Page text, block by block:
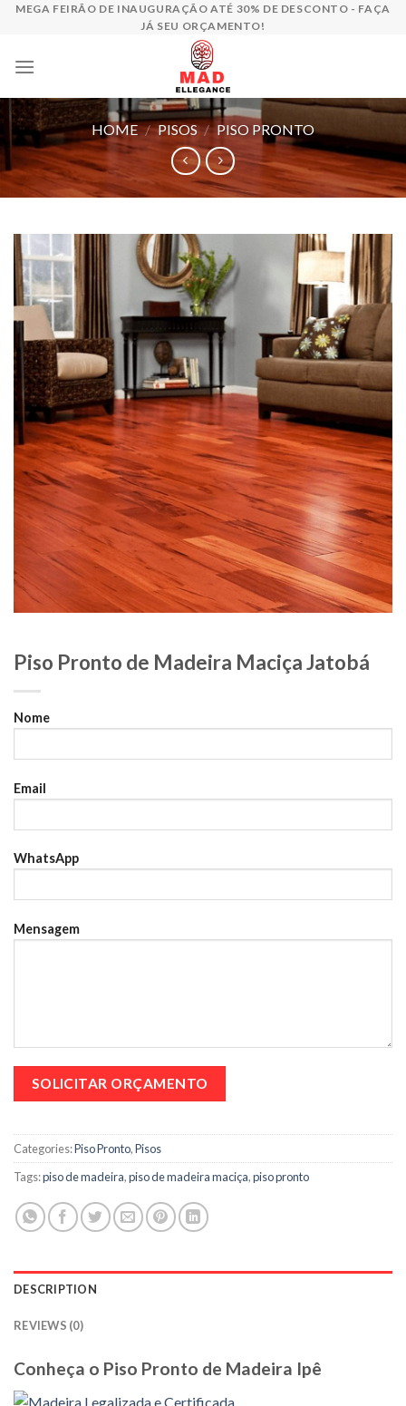
SkipMEGA FEIRÃO DE INAUGURAÇÃO ATÉ 30% DE DESCONTO - FAÇA
JÁ SEU ORÇAMENTO!
HOME / PISOS / PISO PRONTO
Piso Pronto de Madeira Maciça Jatobá
Nome
Email
WhatsApp
Mensagem
Categories:Piso Pronto,Pisos
Tags:piso de madeira,piso de madeira maciça,piso pronto
DESCRIPTION
REVIEWS (0)
Conheça o Piso Pronto de Madeira Ipê